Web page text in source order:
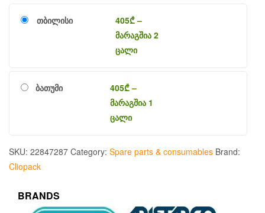
თბილისი 405₾–
მარაგშია 2
ცალი
ბათუმი 405₾–
მარაგშია 1
ცალი
SKU: 22847287 Category: Spare parts & consumables Brand:
Cliopack
BRANDS